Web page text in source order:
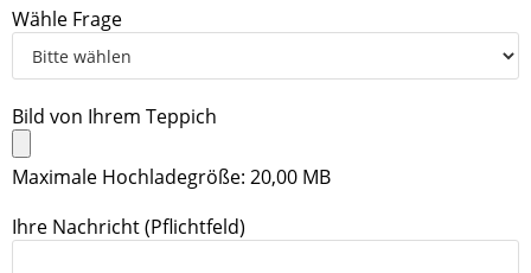
Wähle Frage
Bild von Ihrem Teppich
Maximale Hochladegröße: 20,00 MB
Ihre Nachricht (Pflichtfeld)